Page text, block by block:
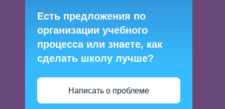
Есть предложения по
организации учебного
процесса или знаете, как
сделать школу лучше?
Написать о проблеме